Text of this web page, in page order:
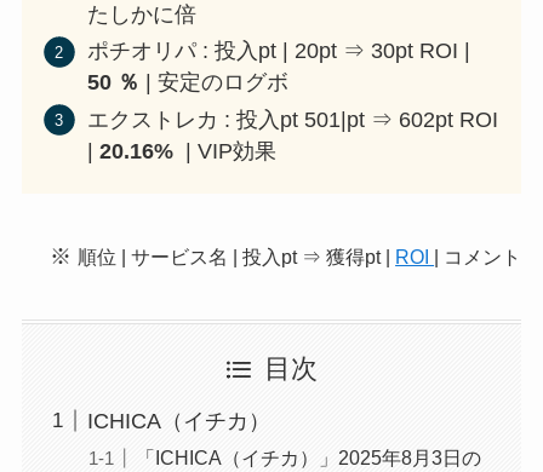
たしかに倍
ポチオリパ : 投入pt | 20pt ⇒ 30pt ROI |
50 ％ | 安定のログボ
エクストレカ : 投入pt 501|pt ⇒ 602pt ROI
| 20.16%| VIP効果
※ 順位 | サービス名 | 投入pt ⇒ 獲得pt | ROI | コメント
目次
ICHICA（イチカ）
「ICHICA（イチカ）」2025年8月3日の